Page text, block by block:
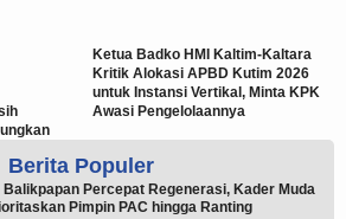
Ketua Badko HMI Kaltim-Kaltara
Kritik Alokasi APBD Kutim 2026
untuk Instansi Vertikal, Minta KPK
Awasi Pengelolaannya
Berita Populer
Balikpapan Percepat Regenerasi, Kader Muda
Pimpin PAC hingga Ranting